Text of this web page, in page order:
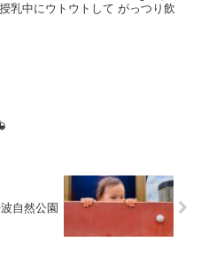
乳中にウトウトして がっつり飲
自然公園